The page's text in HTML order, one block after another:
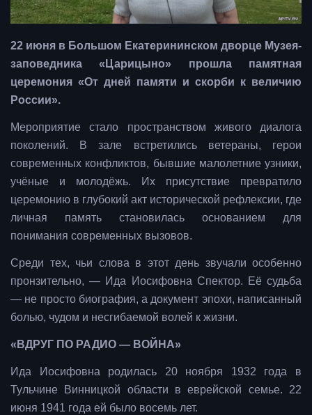
22 июня в Большом Екатерининском дворце Музея-
заповедника «Царицыно» прошла памятная
церемония «От дней памяти и скорби к величию
России».
Мероприятие стало пространством живого диалога
поколений. В зале встретились ветераны, герои
современных конфликтов, бывшие малолетние узники,
учёные и молодёжь. Их присутствие превратило
церемонию в глубокий акт исторической рефлексии, где
личная память становилась основанием для
понимания современных вызовов.
Среди тех, чьи слова в этот день звучали особенно
пронзительно, — Ида Иосифовна Спектор. Её судьба
— не просто биография, а документ эпохи, написанный
болью, чудом и несгибаемой волей к жизни.
«ВДРУГ ПО РАДИО — ВОЙНА»
Ида Иосифовна родилась 20 ноября 1932 года в
Тульчине Винницкой области в еврейской семье. 22
июня 1941 года ей было восемь лет.